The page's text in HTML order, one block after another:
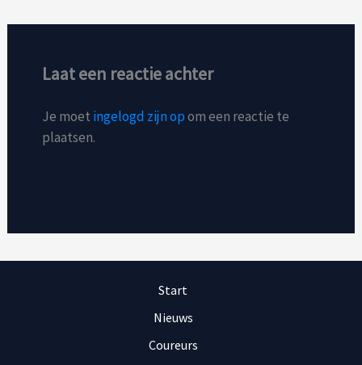
Laat een reactie achter
Je moet ingelogd zijn opom een reactie te
plaatsen.
Start
Nieuws
Coureurs